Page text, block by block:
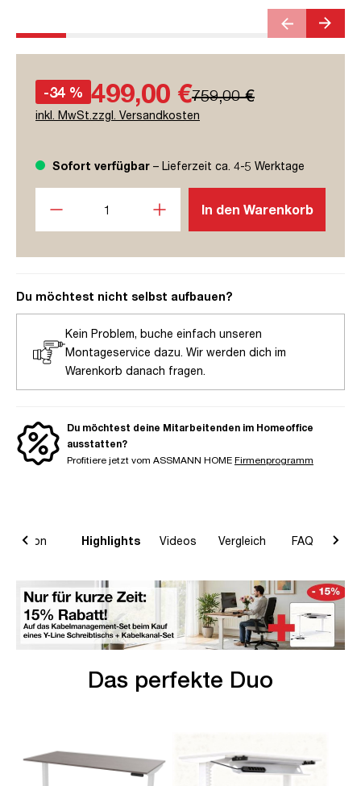
-34 % 499,00 €759,00 €
inkl. MwSt.zzgl. Versandkosten
Sofort verfügbar – Lieferzeit ca. 4-5 Werktage
In den Warenkorb
Du möchtest nicht selbst aufbauen?
Kein Problem, buche einfach unseren
Montageservice dazu. Wir werden dich im
Warenkorb danach fragen.
Du möchtest deine Mitarbeitenden im Homeoffice
ausstatten?
Profitiere jetzt vom ASSMANN HOME Firmenprogramm
Highlights Videos Vergleich FAQ
Das perfekte Duo